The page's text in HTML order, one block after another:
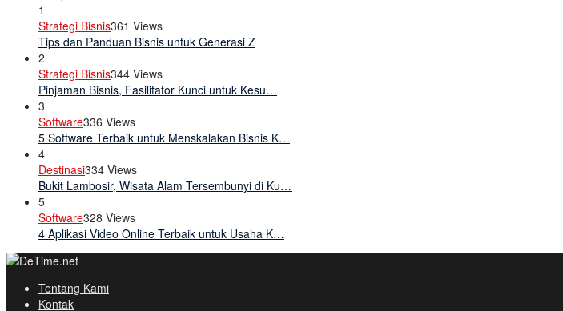
1
Strategi Bisnis361 Views
Tips dan Panduan Bisnis untuk Generasi Z
2
Strategi Bisnis344 Views
Pinjaman Bisnis, Fasilitator Kunci untuk Kesu…
3
Software336 Views
5 Software Terbaik untuk Menskalakan Bisnis K…
4
Destinasi334 Views
Bukit Lambosir, Wisata Alam Tersembunyi di Ku…
5
Software328 Views
4 Aplikasi Video Online Terbaik untuk Usaha K…
Tentang Kami
Kontak